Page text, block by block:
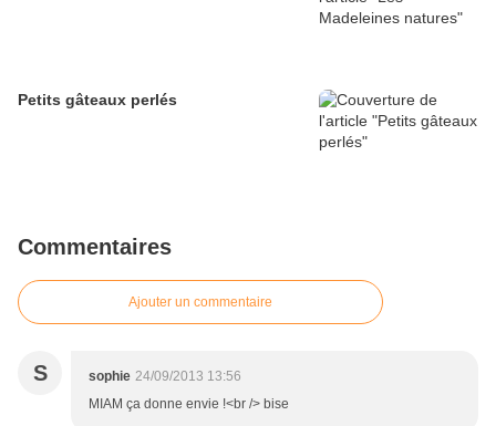
Petits gâteaux perlés
Commentaires
Ajouter un commentaire
S sophie 24/09/2013 13:56
MIAM ça donne envie !<br /> bise